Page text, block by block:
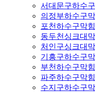
서대문구하수
의정부하수구
포천하수구막
동두천싱크대
처인구싱크대
기흥구하수구
부천하수구막
파주하수구막
수지구하수구